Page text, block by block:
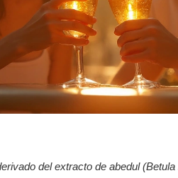
del extracto de abedul (Betula